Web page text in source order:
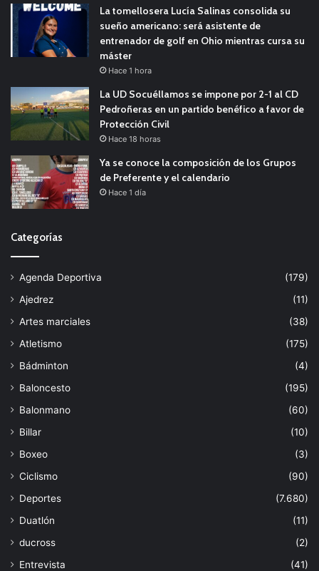
La tomellosera Lucía Salinas consolida su
sueño americano: será asistente de
entrenador de golf en Ohio mientras cursa su
máster
Hace 1 hora
La UD Socuéllamos se impone por 2-1 al CD
Pedroñeras en un partido benéfico a favor de
Protección Civil
Hace 18 horas
Ya se conoce la composición de los Grupos
de Preferente y el calendario
Hace 1 día
Categorías
Agenda Deportiva
(179)
Ajedrez
(11)
Artes marciales
(38)
Atletismo
(175)
Bádminton
(4)
Baloncesto
(195)
Balonmano
(60)
Billar
(10)
Boxeo
(3)
Ciclismo
(90)
Deportes
(7.680)
Duatlón
(11)
ducross
(2)
Entrevista
(41)